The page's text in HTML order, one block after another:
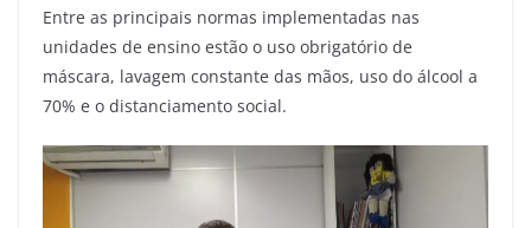
Entre as principais normas implementadas nas
unidades de ensino estão o uso obrigatório de
máscara, lavagem constante das mãos, uso do álcool a
70% e o distanciamento social.